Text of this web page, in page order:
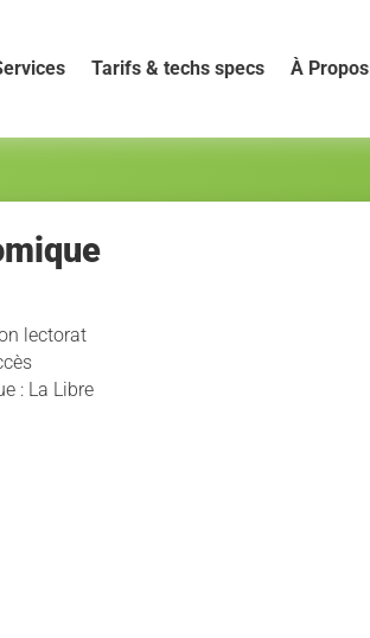
Tarifs & techs specs À Propos
lectorat
: La Libre